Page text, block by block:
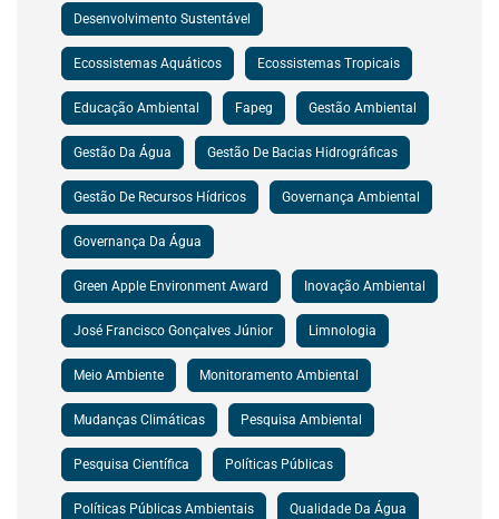
Desenvolvimento Sustentável
Ecossistemas Aquáticos Ecossistemas Tropicais
Educação Ambiental Fapeg Gestão Ambiental
Gestão Da Água Gestão De Bacias Hidrográficas
Gestão De Recursos Hídricos Governança Ambiental
Governança Da Água
Green Apple Environment Award Inovação Ambiental
José Francisco Gonçalves Júnior Limnologia
Meio Ambiente Monitoramento Ambiental
Mudanças Climáticas Pesquisa Ambiental
Pesquisa Científica Políticas Públicas
Políticas Públicas Ambientais Qualidade Da Água